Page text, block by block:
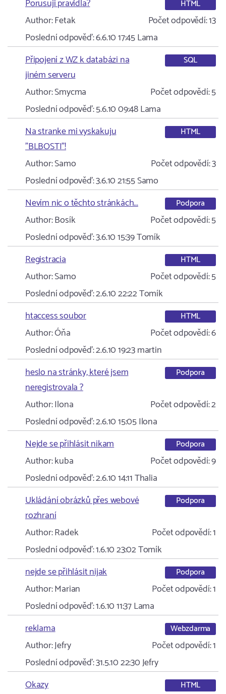
Porusuji pravidla? HTML
Author:Fetak Počet odpovědí:13
Poslední odpověď:6.6.10 17:45Lama
Připojení z WZ k databázi na
jiném serveru
SQL
Author:Smycma Počet odpovědí:5
Poslední odpověď:5.6.10 09:48Lama
Na stranke mi vyskakuju
"BLBOSTI"!
HTML
Author:Samo Počet odpovědí:3
Poslední odpověď:3.6.10 21:55Samo
Nevím nic o těchto stránkách...
Podpora
Author:Bosík Počet odpovědí:5
Poslední odpověď:3.6.10 15:39Tomík
Registracia
HTML
Author:Samo Počet odpovědí:5
Poslední odpověď:2.6.10 22:22Tomík
htaccess soubor
HTML
Author:Óňa Počet odpovědí:6
Poslední odpověď:2.6.10 19:23martin
heslo na stránky, které jsem
neregistrovala ?
Podpora
Author:Ilona Počet odpovědí:2
Poslední odpověď:2.6.10 15:05Ilona
Nejde se přihlásit nikam
Podpora
Author:kuba Počet odpovědí:9
Poslední odpověď:2.6.10 14:11Thalia
Ukládání obrázků přes webové
rozhraní
Podpora
Author:Radek Počet odpovědí:1
Poslední odpověď:1.6.10 23:02Tomík
nejde se přihlásit nijak
Podpora
Author:Marian Počet odpovědí:1
Poslední odpověď:1.6.10 11:37Lama
reklama
Webzdarma
Author:Jefry Počet odpovědí:1
Poslední odpověď:31.5.10 22:30Jefry
Okazy
HTML